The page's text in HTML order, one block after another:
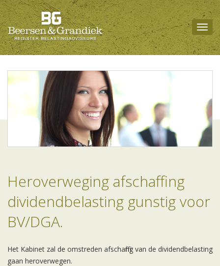
Heroverweging afschaffing
dividendbelasting gunstig voor
BV/DGA.
Het Kabinet zal de omstreden afschaffing van de dividendbelasting
gaan heroverwegen.